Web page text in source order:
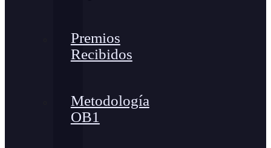
Premios
Recibidos
Metodología
OB1